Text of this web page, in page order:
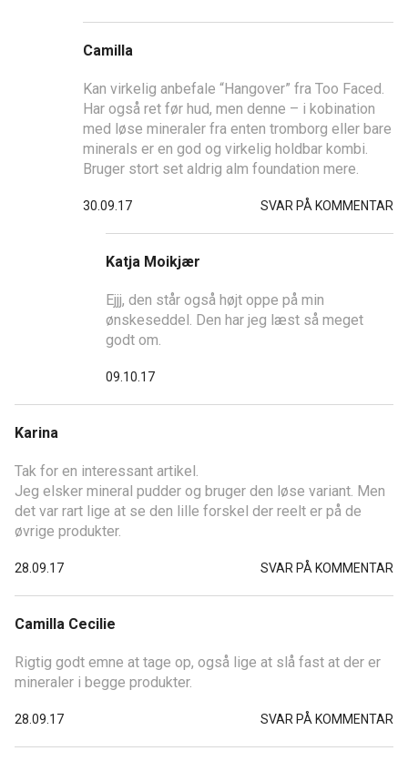
Camilla
Kan virkelig anbefale “Hangover” fra Too Faced.
Har også ret før hud, men denne – i kobination
med løse mineraler fra enten tromborg eller bare
minerals er en god og virkelig holdbar kombi.
Bruger stort set aldrig alm foundation mere.
30.09.17 SVAR PÅ KOMMENTAR
Katja Moikjær
Ejjj, den står også højt oppe på min
ønskeseddel. Den har jeg læst så meget
godt om.
09.10.17
Karina
Tak for en interessant artikel.
Jeg elsker mineral pudder og bruger den løse variant. Men
det var rart lige at se den lille forskel der reelt er på de
øvrige produkter.
28.09.17 SVAR PÅ KOMMENTAR
Camilla Cecilie
Rigtig godt emne at tage op, også lige at slå fast at der er
mineraler i begge produkter.
28.09.17 SVAR PÅ KOMMENTAR